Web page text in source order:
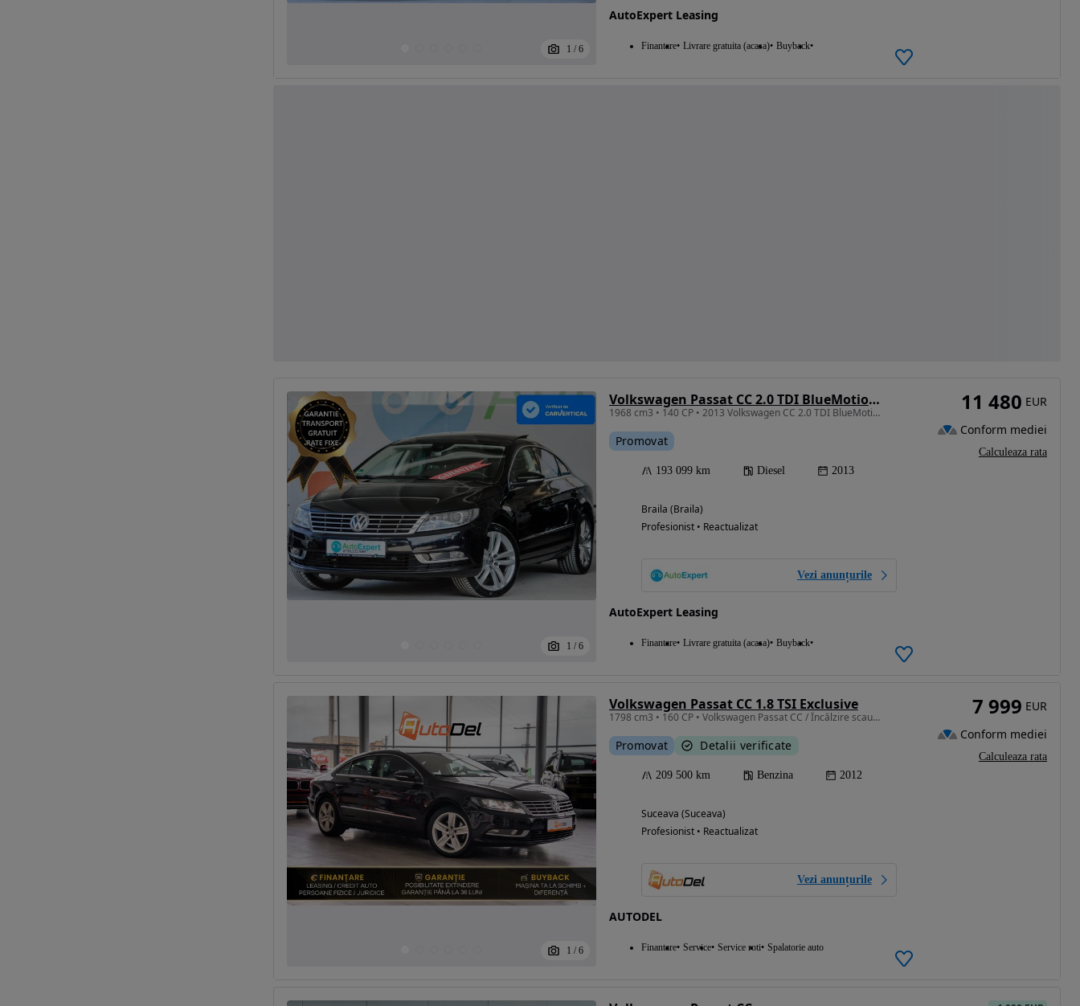
1 / 6
AutoExpert Leasing
Finantare Livrare gratuita (acasa) Buyback
1 / 6
Volkswagen Passat CC 2.0 TDI BlueMotion Technology DSG Exclusive
1968 cm3 • 140 CP • 2013 Volkswagen CC 2.0 TDI BlueMotion Tech /RATE FIXE / AVANS 0
Promovat
193 099 km Diesel 2013
Braila (Braila)
Profesionist • Reactualizat
Vezi anunțurile
AutoExpert Leasing
Finantare Livrare gratuita (acasa) Buyback
11 480 EUR
Conform mediei
Calculeaza rata
1 / 6
Volkswagen Passat CC 1.8 TSI Exclusive
1798 cm3 • 160 CP • Volkswagen Passat CC / Încălzire scaune / Senzori / Xenon
Promovat Detalii verificate
209 500 km Benzina 2012
Suceava (Suceava)
Profesionist • Reactualizat
Vezi anunțurile
AUTODEL
Finantare Service Service roti Spalatorie auto
7 999 EUR
Conform mediei
Calculeaza rata